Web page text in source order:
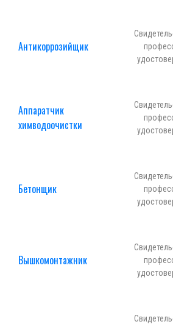
Антикоррозийщик
Аппаратчик
химводоочистки
Бетонщик
Вышкомонтажник